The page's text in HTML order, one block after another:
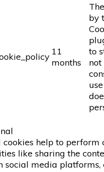
11
months
by
to
not
cookies help to perform
like sharing the
social media platforms,